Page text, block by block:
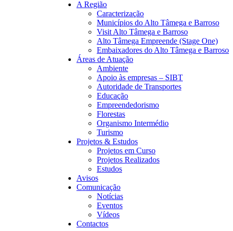
A Região
Caracterização
Municípios do Alto Tâmega e Barroso
Visit Alto Tâmega e Barroso
Alto Tâmega Empreende (Stage One)
Embaixadores do Alto Tâmega e Barroso
Áreas de Atuação
Ambiente
Apoio às empresas – SIBT
Autoridade de Transportes
Educação
Empreendedorismo
Florestas
Organismo Intermédio
Turismo
Projetos & Estudos
Projetos em Curso
Projetos Realizados
Estudos
Avisos
Comunicação
Notícias
Eventos
Vídeos
Contactos
Assistente IA · CIMAT